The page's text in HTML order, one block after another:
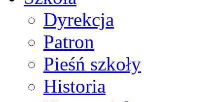
Dyrekcja
Patron
Pieśń szkoły
Historia